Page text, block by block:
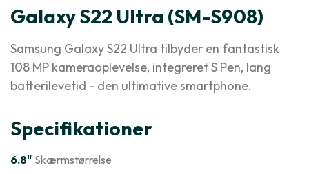
Galaxy S22 Ultra (SM-S908)
Samsung Galaxy S22 Ultra tilbyder en fantastisk
108 MP kameraoplevelse, integreret S Pen, lang
batterilevetid - den ultimative smartphone.
Specifikationer
6.8" Skærmstørrelse